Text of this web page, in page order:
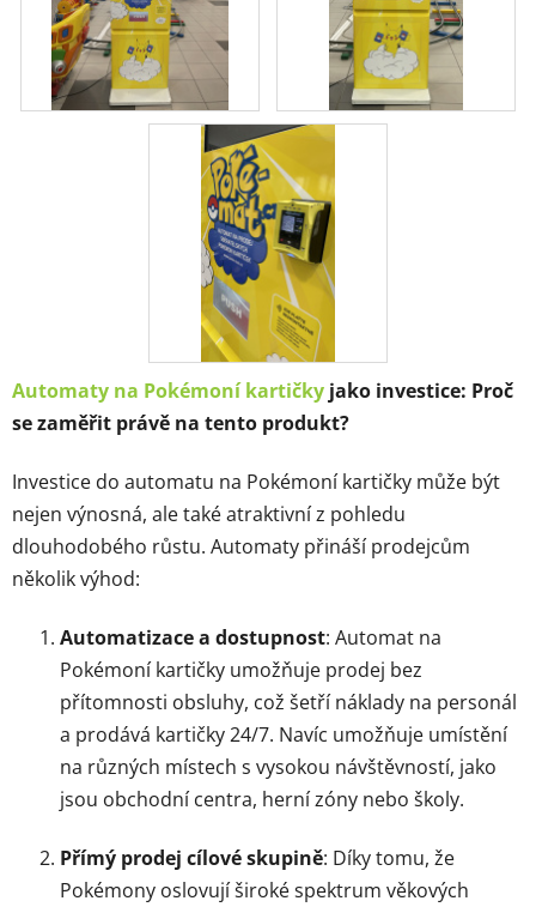
Automaty na Pokémoní kartičky jako investice: Proč
se zaměřit právě na tento produkt?
Investice do automatu na Pokémoní kartičky může být
nejen výnosná, ale také atraktivní z pohledu
dlouhodobého růstu. Automaty přináší prodejcům
několik výhod:
Automatizace a dostupnost: Automat na
Pokémoní kartičky umožňuje prodej bez
přítomnosti obsluhy, což šetří náklady na personál
a prodává kartičky 24/7. Navíc umožňuje umístění
na různých místech s vysokou návštěvností, jako
jsou obchodní centra, herní zóny nebo školy.
Přímý prodej cílové skupině: Díky tomu, že
Pokémony oslovují široké spektrum věkových